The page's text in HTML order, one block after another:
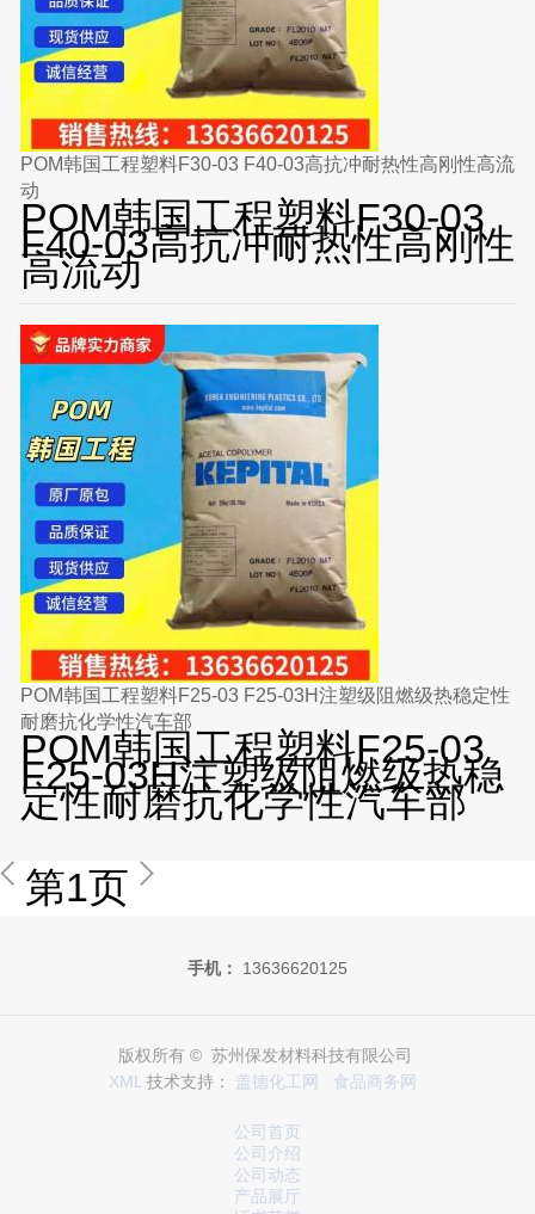
POM韩国工程塑料F30-03 F40-03高抗冲耐热性高刚性高流
动
POM韩国工程塑料F30-03
F40-03高抗冲耐热性高刚性
高流动
POM韩国工程塑料F25-03 F25-03H注塑级阻燃级热稳定性
耐磨抗化学性汽车部
POM韩国工程塑料F25-03
F25-03H注塑级阻燃级热稳
定性耐磨抗化学性汽车部
第1页
手机： 13636620125
版权所有 © 苏州保发材料科技有限公司
XML
技术支持： 盖德化工网 食品商务网
公司首页
公司介绍
公司动态
产品展厅